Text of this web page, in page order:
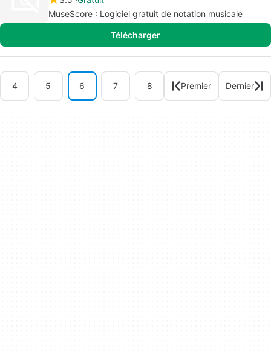
MuseScore : Logiciel gratuit de notation musicale
Télécharger
4 5 6 7 8 Premier Dernier